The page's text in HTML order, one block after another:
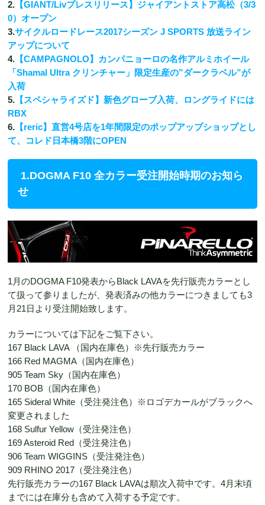
2. 【GIANT/Livプレスリリース】ジャイアントストア高松（3/3
0）オープン
3.サイクルロードレース2017シーズン J SPORTS 放送ライン
アップについて
4. 【CAMPAGNOLO】カンパニョーロの名作アルミホイール
「Shamal Ultra クリンチャー」限定生産の”ダークラベル”が
入荷
5. 【スペシャライズド】新色グローブ入荷、ロングライドには
RBX
6. 【reric】直営4号店を1年間限定のポップアップショップとし
て、コレド日本橋3階にOPEN
1.DOGMA F10 全カラー受注開始時期のお知ら
せ
1月のDOGMA F10発表からBlack LAVAを先行販売カラーとし
て扱って参りましたが、発表済みの他カラーにつきましても3
月21日より受注開始致します。
カラーについては下記をご覧下さい。
167 Black LAVA （国内在庫色）※先行販売カラー
166 Red MAGMA（国内在庫色）
905 Team Sky（国内在庫色）
170 BOB（国内在庫色）
165 Sideral White（受注発注色）※ロゴデカールがブラックへ
変更されました
168 Sulfur Yellow（受注発注色）
169 Asteroid Red（受注発注色）
906 Team WIGGINS（受注発注色）
909 RHINO 2017（受注発注色）
先行販売カラーの167 Black LAVAは順次入荷中です。4月末頃
までには在庫分も含めて入荷する予定です。